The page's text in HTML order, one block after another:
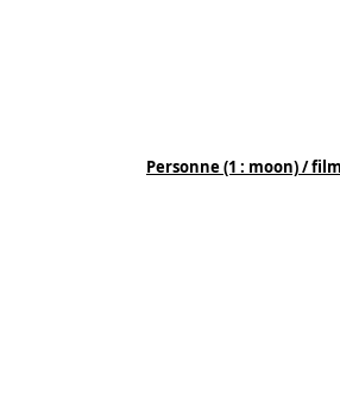
Personne (1 : moon) /